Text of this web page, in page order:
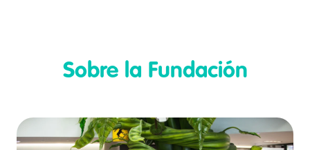
Sobre la Fundación